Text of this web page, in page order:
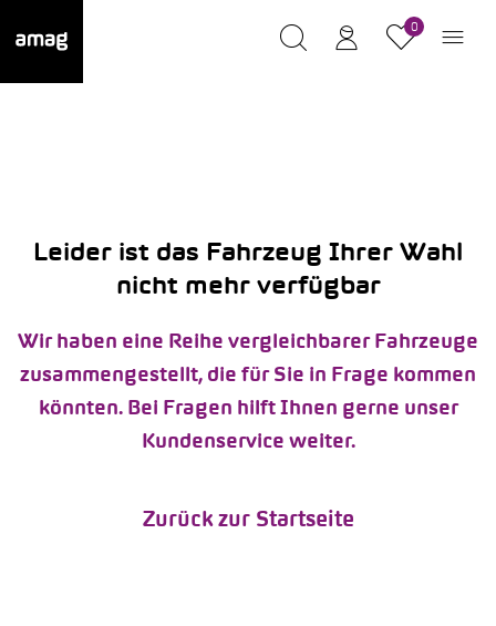
0
Leider ist das Fahrzeug Ihrer Wahl
nicht mehr verfügbar
Wir haben eine Reihe vergleichbarer Fahrzeuge
zusammengestellt, die für Sie in Frage kommen
könnten. Bei Fragen hilft Ihnen gerne unser
Kundenservice weiter.
Zurück zur Startseite